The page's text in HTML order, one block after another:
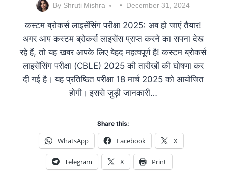
By Shruti Mishra December 31, 2024
कस्टम ब्रोकर्स लाइसेंसिंग परीक्षा 2025: अब हो जाएं तैयार!
अगर आप कस्टम ब्रोकर्स लाइसेंस प्राप्त करने का सपना देख
रहे हैं, तो यह खबर आपके लिए बेहद महत्वपूर्ण है! कस्टम ब्रोकर्स
लाइसेंसिंग परीक्षा (CBLE) 2025 की तारीखों की घोषणा कर
दी गई है। यह प्रतिष्ठित परीक्षा 18 मार्च 2025 को आयोजित
होगी। इससे जुड़ी जानकारी…
Share this:
WhatsApp Facebook X
Telegram X Print